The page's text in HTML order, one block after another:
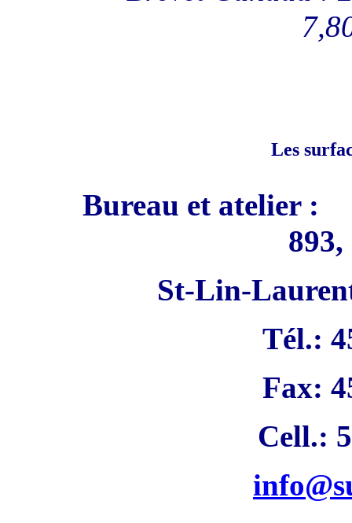
Les
Bureau et atelier :
893,
St-Lin-
Tél.:
Fax:
Cell.: